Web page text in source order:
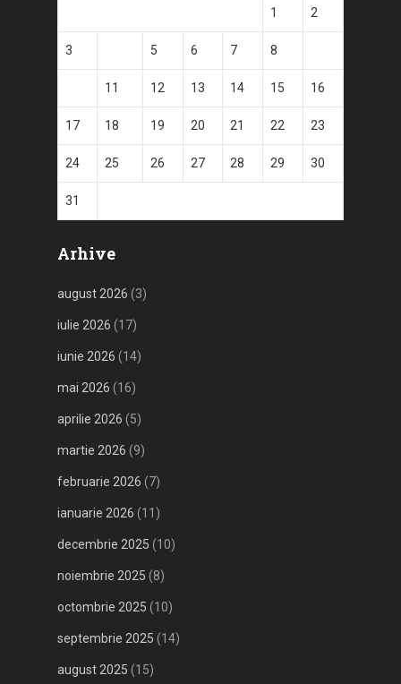
1 2
3 5 6 7 8
11 12 13 14 15 16
17 18 19 20 21 22 23
24 25 26 27 28 29 30
31
Arhive
august 2026 (3)
iulie 2026 (17)
iunie 2026 (14)
mai 2026 (16)
aprilie 2026 (5)
martie 2026 (9)
februarie 2026 (7)
ianuarie 2026 (11)
decembrie 2025 (10)
noiembrie 2025 (8)
octombrie 2025 (10)
septembrie 2025 (14)
august 2025 (15)